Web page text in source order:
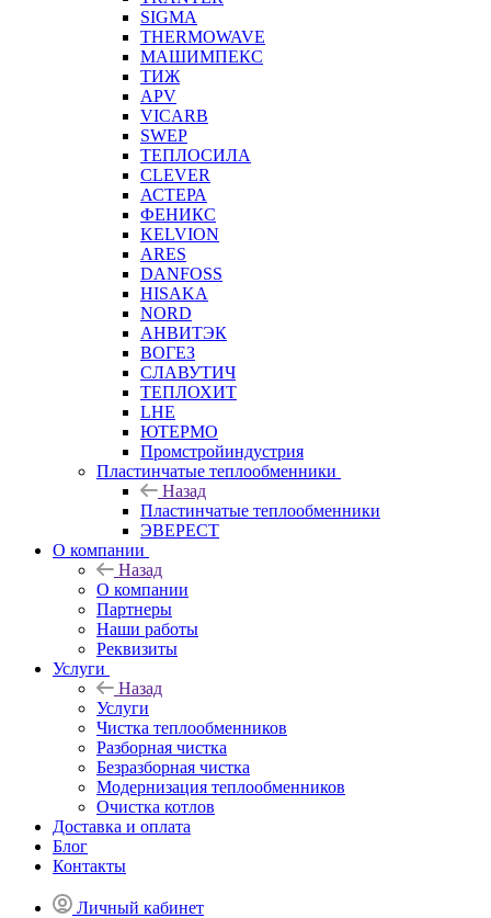
SIGMA
THERMOWAVE
МАШИМПЕКС
ТИЖ
APV
VICARB
SWEP
ТЕПЛОСИЛА
CLEVER
АСТЕРА
ФЕНИКС
KELVION
ARES
DANFOSS
HISAKA
NORD
АНВИТЭК
ВОГЕЗ
СЛАВУТИЧ
ТЕПЛОХИТ
LHE
ЮТЕРМО
Промстройиндустрия
Пластинчатые теплообменники
Назад
Пластинчатые теплообменники
ЭВЕРЕСТ
О компании
Назад
О компании
Партнеры
Наши работы
Реквизиты
Услуги
Назад
Услуги
Чистка теплообменников
Разборная чистка
Безразборная чистка
Модернизация теплообменников
Очистка котлов
Доставка и оплата
Блог
Контакты
Личный кабинет